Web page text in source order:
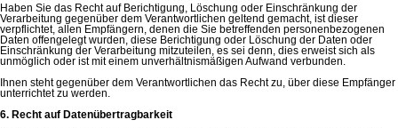
Haben Sie das Recht auf Berichtigung, Löschung oder Einschränkung der
Verarbeitung gegenüber dem Verantwortlichen geltend gemacht, ist dieser
verpflichtet, allen Empfängern, denen die Sie betreffenden personenbezogenen
Daten offengelegt wurden, diese Berichtigung oder Löschung der Daten oder
Einschränkung der Verarbeitung mitzuteilen, es sei denn, dies erweist sich als
unmöglich oder ist mit einem unverhältnismäßigen Aufwand verbunden.
Ihnen steht gegenüber dem Verantwortlichen das Recht zu, über diese Empfänger
unterrichtet zu werden.
6. Recht auf Datenübertragbarkeit